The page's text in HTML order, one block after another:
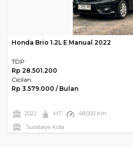
Honda Brio 1.2L E Manual 2022
TDP
Rp 28.501.200
Cicilan
Rp 3.579.000 / Bulan
2022 MT
48.000 Km
Surabaya Kota